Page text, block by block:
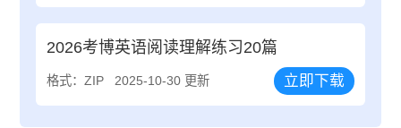
2026考博英语阅读理解练习20篇
格式：ZIP 2025-10-30 更新 立即下载